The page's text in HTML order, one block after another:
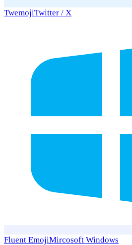
TwemojiTwitter / X
Fluent EmojiMircosoft Windows